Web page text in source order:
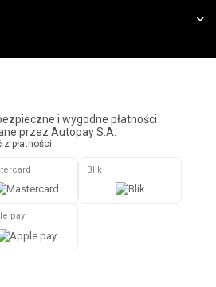
i wygodne płatności
przez Autopay S.A.
płatności:
Blik
pay